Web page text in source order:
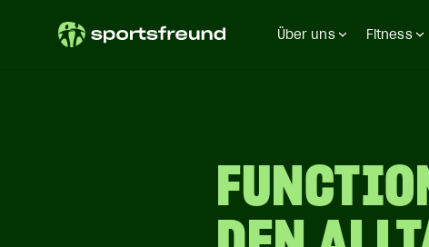
Über uns Fitness